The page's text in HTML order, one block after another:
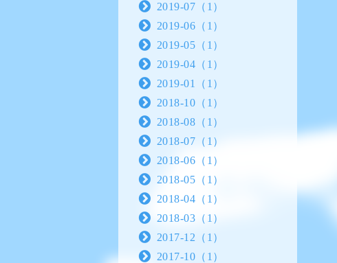
2019-07（1）
2019-06（1）
2019-05（1）
2019-04（1）
2019-01（1）
2018-10（1）
2018-08（1）
2018-07（1）
2018-06（1）
2018-05（1）
2018-04（1）
2018-03（1）
2017-12（1）
2017-10（1）